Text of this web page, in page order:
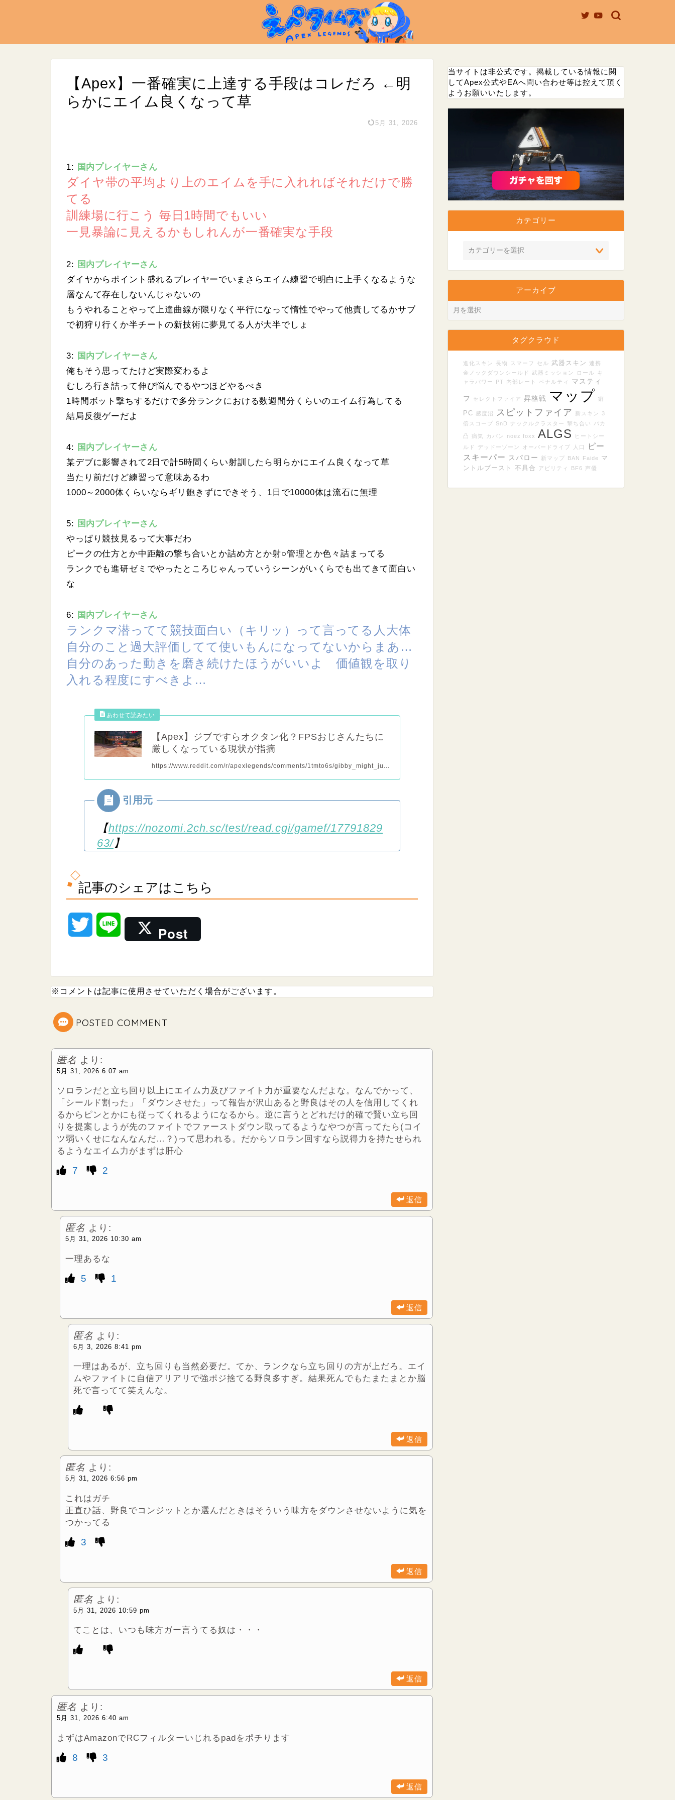
【Apex】一番確実に上達する手段はコレだろ ←明
らかにエイム良くなって草
5月 31, 2026
m
o
a
:
9
.
0
1: 国内プレイヤーさん
ダイヤ帯の平均より上のエイムを手に入れればそれだけで勝
てる
訓練場に行こう 毎日1時間でもいい
一見暴論に見えるかもしれんが一番確実な手段
2: 国内プレイヤーさん
ダイヤからポイント盛れるプレイヤーでいまさらエイム練習で明白に上手くなるような
層なんて存在しないんじゃないの
もうやれることやって上達曲線が限りなく平行になって惰性でやって他責してるかサブ
で初狩り行くか半チートの新技術に夢見てる人が大半でしょ
3: 国内プレイヤーさん
俺もそう思ってたけど実際変わるよ
むしろ行き詰って伸び悩んでるやつほどやるべき
1時間ボット撃ちするだけで多分ランクにおける数週間分くらいのエイム行為してる
結局反復ゲーだよ
4: 国内プレイヤーさん
某デブに影響されて2日で計5時間くらい射訓したら明らかにエイム良くなって草
当たり前だけど練習って意味あるわ
1000～2000体くらいならギリ飽きずにできそう、1日で10000体は流石に無理
5: 国内プレイヤーさん
やっぱり競技見るって大事だわ
ピークの仕方とか中距離の撃ち合いとか詰め方とか射○管理とか色々詰まってる
ランクでも進研ゼミでやったところじゃんっていうシーンがいくらでも出てきて面白い
な
6: 国内プレイヤーさん
ランクマ潜ってて競技面白い（キリッ）って言ってる人大体
自分のこと過大評価してて使いもんになってないからまあ…
自分のあった動きを磨き続けたほうがいいよ 価値観を取り
入れる程度にすべきよ…
【Apex】ジブですらオクタン化？FPSおじさんたちに
厳しくなっている現状が指摘
https://www.reddit.com/r/apexlegends/comments/1tmto6s/gibby_might_ju...
【https://nozomi.2ch.sc/test/read.cgi/gamef/17791829
63/】
記事のシェアはこちら
t
t
r
e
Post
※コメントは記事に使用させていただく場合がございます。
POSTED COMMENT
匿名 より:
5月 31, 2026 6:07 am
ソロランだと立ち回り以上にエイム力及びファイト力が重要なんだよな。なんでかって、
「シールド割った」「ダウンさせた」って報告が沢山あると野良はその人を信用してくれ
るからピンとかにも従ってくれるようになるから。逆に言うとどれだけ的確で賢い立ち回
りを提案しようが先のファイトでファーストダウン取ってるようなやつが言ってたら(コイ
ツ弱いくせになんなんだ…？)って思われる。だからソロラン回すなら説得力を持たせられ
るようなエイム力がまずは肝心
7 2
返信
匿名 より:
5月 31, 2026 10:30 am
一理あるな
5 1
返信
匿名 より:
6月 3, 2026 8:41 pm
一理はあるが、立ち回りも当然必要だ。てか、ランクなら立ち回りの方が上だろ。エイ
ムやファイトに自信アリアリで強ポジ捨てる野良多すぎ。結果死んでもたまたまとか脳
死で言ってて笑えんな。
返信
匿名 より:
5月 31, 2026 6:56 pm
これはガチ
正直ひ話、野良でコンジットとか選んだときはそういう味方をダウンさせないように気を
つかってる
3
返信
匿名 より:
5月 31, 2026 10:59 pm
てことは、いつも味方ガー言うてる奴は・・・
返信
匿名 より:
5月 31, 2026 6:40 am
まずはAmazonでRCフィルターいじれるpadをポチります
8 3
返信
当サイトは非公式です。掲載している情報に関
してApex公式やEAへ問い合わせ等は控えて頂く
ようお願いいたします。
カテゴリー
アーカイブ
タグクラウド
進化スキン 長物 スマーフ セル 武器スキン
連携
金ノックダウンシールド
武器ミッション ロール キ
ャラパワー
PT 内部レート ペナルティ マスティ
フ セレクトファイア 昇格戦 マップ 癖
PC 感度沼 スピットファイア 新スキン
3
倍スコープ
SnD ナックルクラスター 撃ち合い バカ
凸 病気 カバン noez foxx ALGS
ヒートシー
ルド
デッドーゾーン オーバードライブ 人口
ピー
スキーパー スパロー 新マップ BAN Faide
マ
ントルブースト
不具合 アビリティ BF6 声優